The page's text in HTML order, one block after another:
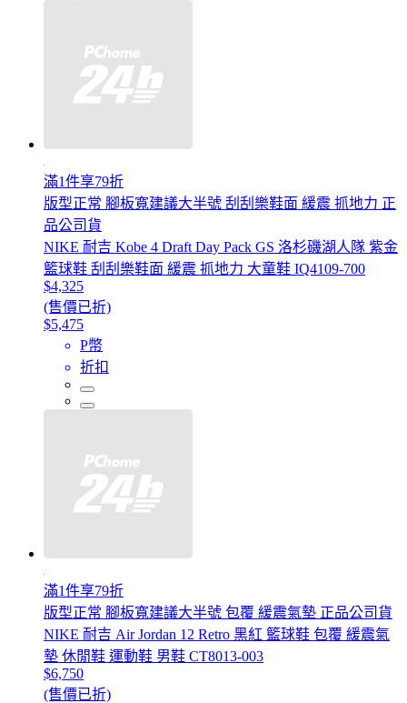
滿1件享79折
版型正常 腳板寬建議大半號 刮刮樂鞋面 緩震 抓地力 正
品公司貨
NIKE 耐吉 Kobe 4 Draft Day Pack GS 洛杉磯湖人隊 紫金
籃球鞋 刮刮樂鞋面 緩震 抓地力 大童鞋 IQ4109-700
$4,325
(售價已折)
$5,475
P幣
折扣
滿1件享79折
版型正常 腳板寬建議大半號 包覆 緩震氣墊 正品公司貨
NIKE 耐吉 Air Jordan 12 Retro 黑紅 籃球鞋 包覆 緩震氣
墊 休閒鞋 運動鞋 男鞋 CT8013-003
$6,750
(售價已折)